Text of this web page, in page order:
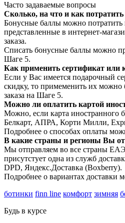
Часто задаваемые вопросы
Сколько, на что и как
Бонусные баллы можно потратить
представленные в интернет-
заказа.
Списать бонусные баллы можно
Шаге 5.
Как применить сертификат или
Если у Вас имеется подарочный
скидку, то примеменить их можно
заказа на Шаге 5.
Можно ли оплатить картой
Можно, если карта иностранного
Белкарт, АПРА, Корти Милли,
Подробнее о способах оплаты
В какие страны и регионы Вы
Мы отправляем во все страны
присутстует одна из служб
DPD, Яндекс.Доставка (Boxberry).
Подробнее о вариантах доставки
ботинки finn line комфорт зимняя
Будь в курсе